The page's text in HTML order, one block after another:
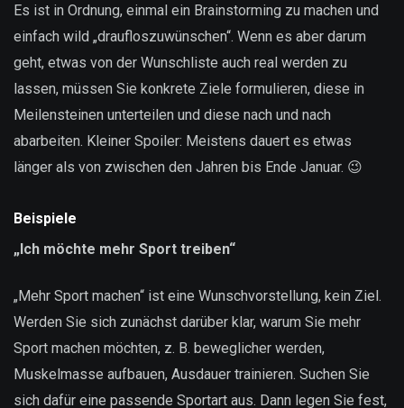
Es ist in Ordnung, einmal ein Brainstorming zu machen und
einfach wild „draufloszuwünschen“. Wenn es aber darum
geht, etwas von der Wunschliste auch real werden zu
lassen, müssen Sie konkrete Ziele formulieren, diese in
Meilensteinen unterteilen und diese nach und nach
abarbeiten. Kleiner Spoiler: Meistens dauert es etwas
länger als von zwischen den Jahren bis Ende Januar. 😉
Beispiele
„Ich möchte mehr Sport treiben“
„Mehr Sport machen“ ist eine Wunschvorstellung, kein Ziel.
Werden Sie sich zunächst darüber klar, warum Sie mehr
Sport machen möchten, z. B. beweglicher werden,
Muskelmasse aufbauen, Ausdauer trainieren. Suchen Sie
sich dafür eine passende Sportart aus. Dann legen Sie fest,